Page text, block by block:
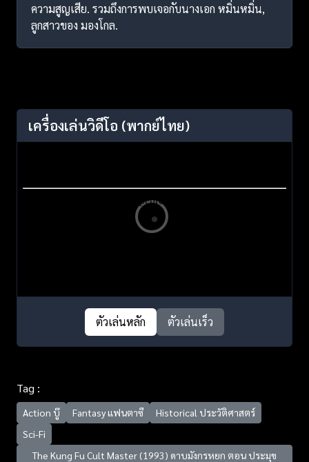
ความสูญเสีย. รวมถึงการพบเจอกับนางเอก หมิ่นหมิ่น,
ลูกสาวของ มองโกล.
เครื่องเล่นวิดีโอ (พากย์ไทย)
ตัวเล่นหลัก ตัวเล่นเร็ว
Tag :
Action บู๊ Fantasy แฟนตาซี
Historical ประวัติศาสตร์
Sci-Fi
The Kung Fu Cult Master (1993) ดาบมังกรหยก ตอน ประมุข